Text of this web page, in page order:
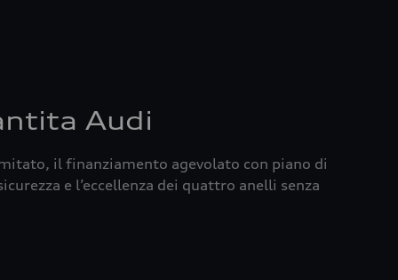
Audi
il finanziamento agevolato con piano di
e l’eccellenza dei quattro anelli senza